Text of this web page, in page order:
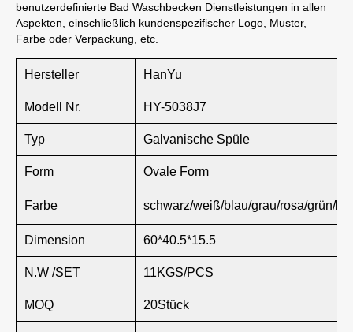
benutzerdefinierte Bad Waschbecken Dienstleistungen in allen
Aspekten, einschließlich kundenspezifischer Logo, Muster,
Farbe oder Verpackung, etc.
Hersteller HanYu
Modell Nr. HY-5038J7
Typ Galvanische Spüle
Form Ovale Form
Farbe schwarz/weiß/blau/grau/rosa/grün/
Dimension 60*40.5*15.5
N.W /SET 11KGS/PCS
MOQ 20Stück